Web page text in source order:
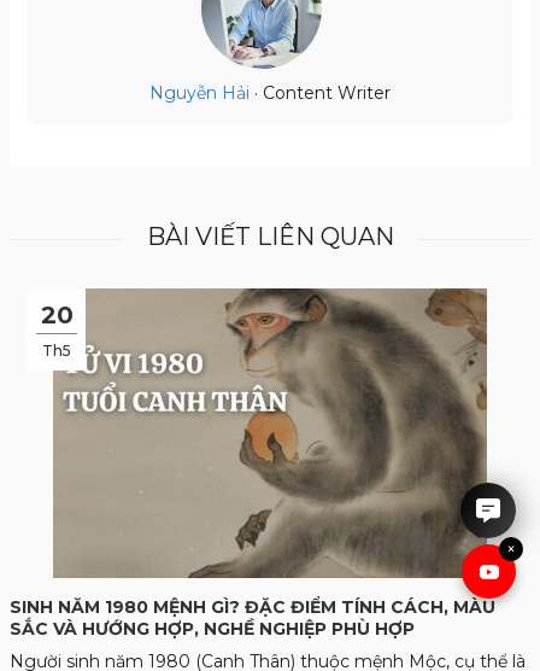
×
Nguyễn Hải · Content Writer
BÀI VIẾT LIÊN QUAN
20
Th5
SINH NĂM 1980 MỆNH GÌ? ĐẶC ĐIỂM TÍNH CÁCH, MÀU
SẮC VÀ HƯỚNG HỢP, NGHỀ NGHIỆP PHÙ HỢP
Người sinh năm 1980 (Canh Thân) thuộc mệnh Mộc, cụ thể là
IRUBY rất hân hạnh được tư
vấn cho anh chị.